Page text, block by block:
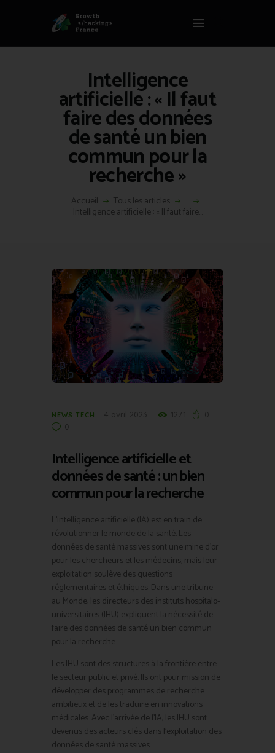
Intelligence
artificielle : « Il faut
faire des données
de santé un bien
commun pour la
recherche »
Accueil Tous les articles
Intelligence artificielle : « Il faut faire...
GROWTH HACKING FRANCE
ACCUEIL
HACKS
VOUS ÊTES ?
RESSOURCES
L’AGENCE
ÉTHIQUE
CONTACT
NEWS TECH
Intelligence artificielle et
données de santé : un bien
commun pour la recherche
L’intelligence artificielle (IA) est en train de
révolutionner le monde de la santé. Les
données de santé massives sont une mine d’or
pour les chercheurs et les médecins, mais leur
exploitation soulève des questions
réglementaires et éthiques. Dans une tribune
au Monde, les directeurs des instituts hospitalo-
universitaires (IHU) expliquent la nécessité de
faire des données de santé un bien commun
pour la recherche.
Les IHU sont des structures à la frontière entre
le secteur public et privé. Ils ont pour mission de
développer des programmes de recherche
ambitieux et de les traduire en innovations
médicales. Avec l’arrivée de l’IA, les IHU sont
devenus des acteurs clés dans l’exploitation des
données de santé massives.